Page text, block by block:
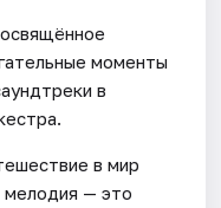
моменты
в
в мир
мелодия — это